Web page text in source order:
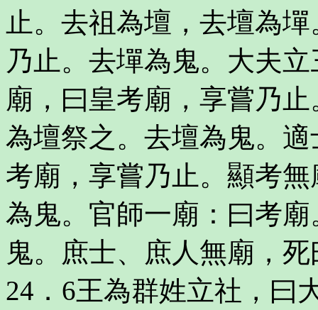
止。去祖為壇，去壇為
乃止。去墠為鬼。大夫
廟，曰皇考廟，享嘗乃
為壇祭之。去壇為鬼。
考廟，享嘗乃止。顯考
為鬼。官師一廟：曰考
鬼。庶士、庶人無廟，
24．6王為群姓立社，曰